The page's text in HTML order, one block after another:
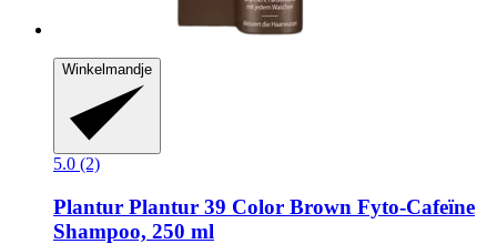
Winkelmandje
5.0 (2)
Plantur Plantur 39 Color Brown Fyto-​Cafeïne
Shampoo, 250 ml